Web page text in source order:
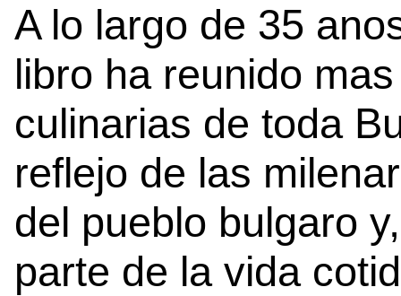
A lo largo de 35
libro ha reunido
culinarias de toda
reflejo de las
del pueblo bulgaro
parte de la vida